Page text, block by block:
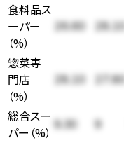
食料品ス
ーパー
（%）
26.60 28.10
惣菜専
門店
（%）
28.10 27.80
総合スー
パー （%） 9.30 9